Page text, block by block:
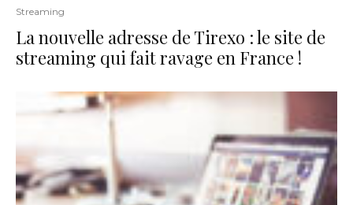
Streaming
La nouvelle adresse de Tirexo : le site de
streaming qui fait ravage en France !